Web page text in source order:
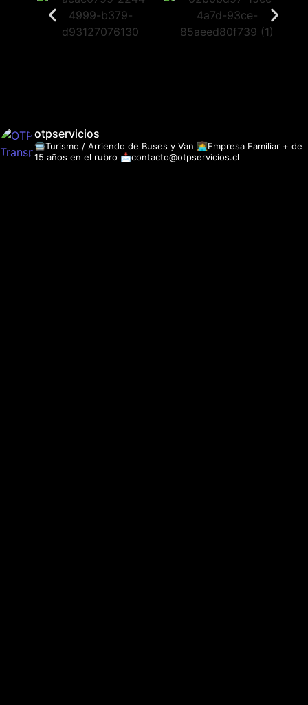
otpservicios
🚍Turismo / Arriendo de Buses y Van 👩‍💻Empresa Familiar + de
15 años en el rubro 📩contacto@otpservicios.cl